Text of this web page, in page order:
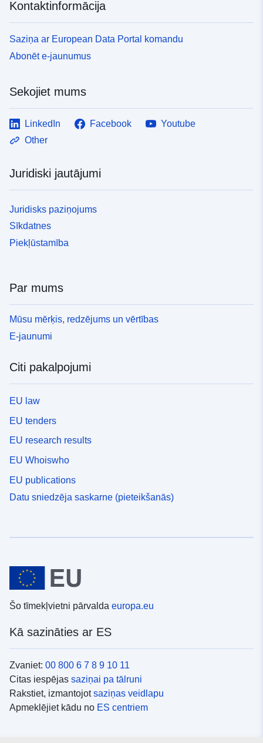
Kontaktinformācija
Saziņa ar European Data Portal komandu
Abonēt e-jaunumus
Sekojiet mums
LinkedIn Facebook
Youtube
Other
Juridiski jautājumi
Juridisks paziņojums
Sīkdatnes
Piekļūstamība
Par mums
Mūsu mērķis, redzējums un vērtības
E-jaunumi
Citi pakalpojumi
EU law
EU tenders
EU research results
EU Whoiswho
EU publications
Datu sniedzēja saskarne (pieteikšanās)
Šo tīmekļvietni pārvalda europa.eu
Kā sazināties ar ES
Zvaniet: 00 800 6 7 8 9 10 11
Citas iespējas saziņai pa tālruni
Rakstiet, izmantojotsaziņas veidlapu
Apmeklējiet kādu no ES centriem